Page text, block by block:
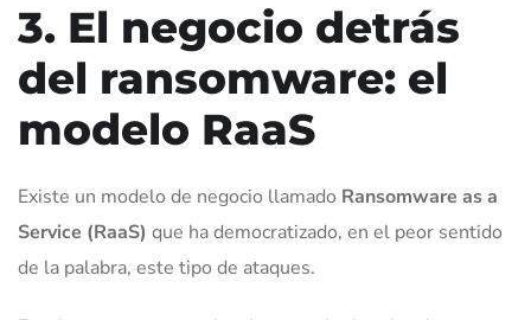
3. El negocio detrás
del ransomware: el
modelo RaaS
Existe un modelo de negocio llamado Ransomware as a
Service (RaaS) que ha democratizado, en el peor sentido
de la palabra, este tipo de ataques.